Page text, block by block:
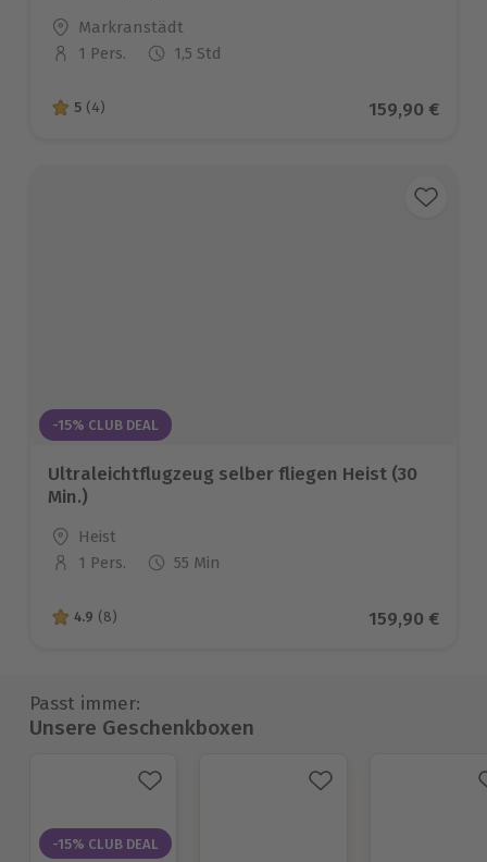
Standort
Markranstädt
Anzahl der Teilnehmer
1 Pers. 1,5 Std
5 von 5 Sternen basierend auf 4 Bewertungen
5 (4) Aktueller
159,90 €
-15% CLUB DEAL
Ultraleichtflugzeug selber fliegen Heist (30
Min.)
Standort
Heist
Anzahl der Teilnehmer
1 Pers. 55 Min
4.9 von 5 Sternen basierend auf 8 Bewertungen
4.9 (8) Aktueller
159,90 €
Passt immer:
Unsere Geschenkboxen
-15% CLUB DEAL